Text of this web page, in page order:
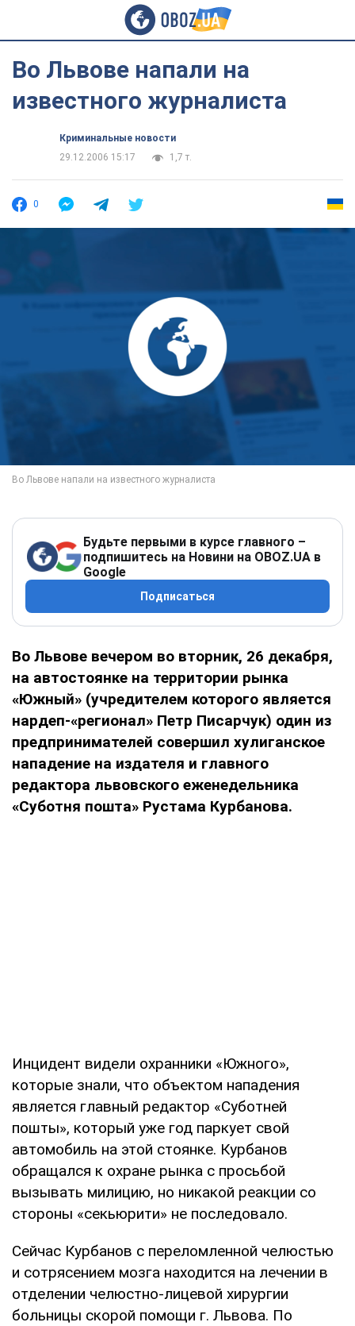
Во Львове напали на
известного журналиста
Криминальные новости
29.12.2006 15:17
1,7 т.
0
Будьте первыми в курсе главного –
подпишитесь на Новини на OBOZ.UA в
Google
Подписаться
Во Львове вечером во вторник, 26 декабря,
на автостоянке на территории рынка
«Южный» (учредителем которого является
нардеп-«регионал» Петр Писарчук) один из
предпринимателей совершил хулиганское
нападение на издателя и главного
редактора львовского еженедельника
«Суботня пошта» Рустама Курбанова.
Инцидент видели охранники «Южного»,
которые знали, что объектом нападения
является главный редактор «Суботней
пошты», который уже год паркует свой
автомобиль на этой стоянке. Курбанов
обращался к охране рынка с просьбой
вызывать милицию, но никакой реакции со
стороны «секьюрити» не последовало.
Сейчас Курбанов с переломленной челюстью
и сотрясением мозга находится на лечении в
отделении челюстно-лицевой хирургии
больницы скорой помощи г. Львова. По